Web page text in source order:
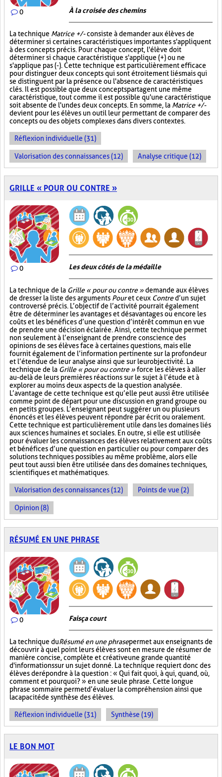
0 À la croisée des chemins
La technique Matrice +/-consiste à demander aux élèves de
déterminer si certaines caractéristiques importantes s'appliquent
à des concepts précis. Pour chaque concept, l'élève doit
déterminer si chaque caractéristique s'applique (+) ou ne
s'applique pas (-). Cette technique est particulièrement efficace
pour distinguer deux concepts qui sont étroitement liés mais qui
se distinguent par la présence ou l'absence de caractéristiques
clés. Il est possible que deux concepts partagent une même
caractéristique, tout comme il est possible qu'une caractéristique
soit absente de l'un des deux concepts. En somme, la Matrice +/-
devient pour les élèves un outil leur permettant de comparer des
concepts ou des objets complexes dans divers contextes.
Réflexion individuelle (31)
Valorisation des connaissances (12) Analyse critique (12)
GRILLE « POUR OU CONTRE »
0 Les deux côtés de la médaille
La technique de la Grille « pour ou contre »demande aux élèves
de dresser la liste des arguments Pouret ceux Contred’un sujet
controversé précis. L’objectif de l’activité pourrait également
être de déterminer les avantages et désavantages ou encore les
coûts et les bénéfices d’une question d’intérêt commun en vue
de prendre une décision éclairée. Ainsi, cette technique permet
non seulement à l’enseignant de prendre conscience des
opinions de ses élèves face à certaines questions, mais elle
fournit également de l’information pertinente sur la profondeur
et l’étendue de leur analyse ainsi que sur leur objectivité. La
technique de la Grille « pour ou contre »force les élèves à aller
au-delà de leurs premières réactions sur le sujet à l’étude et à
explorer au moins deux aspects de la question analysée.
L’avantage de cette technique est qu’elle peut aussi être utilisée
comme point de départ pour une discussion en grand groupe ou
en petits groupes. L’enseignant peut suggérer un ou plusieurs
énoncés et les élèves peuvent répondre par écrit ou oralement.
Cette technique est particulièrement utile dans les domaines liés
aux sciences humaines et sociales. En outre, si elle est utilisée
pour évaluer les connaissances des élèves relativement aux coûts
et bénéfices d’une question en particulier ou pour comparer des
solutions techniques possibles au même problème, alors elle
peut tout aussi bien être utilisée dans des domaines techniques,
scientifiques et mathématiques.
Valorisation des connaissances (12) Points de vue (2)
Opinion (8)
RÉSUMÉ EN UNE PHRASE
0 Fais ça court
La technique duRésumé en une phrasepermet aux enseignants de
découvrir à quel point leurs élèves sont en mesure de résumer de
manière concise, complète et créative une grande quantité
d'informations sur un sujet donné. La technique requiert donc des
élèves de répondre à la question : « Qui fait quoi, à qui, quand, où,
comment et pourquoi? » en une seule phrase. Cette longue
phrase sommaire permet d’évaluer la compréhension ainsi que
la capacité de synthèse des élèves.
Réflexion individuelle (31) Synthèse (19)
LE BON MOT